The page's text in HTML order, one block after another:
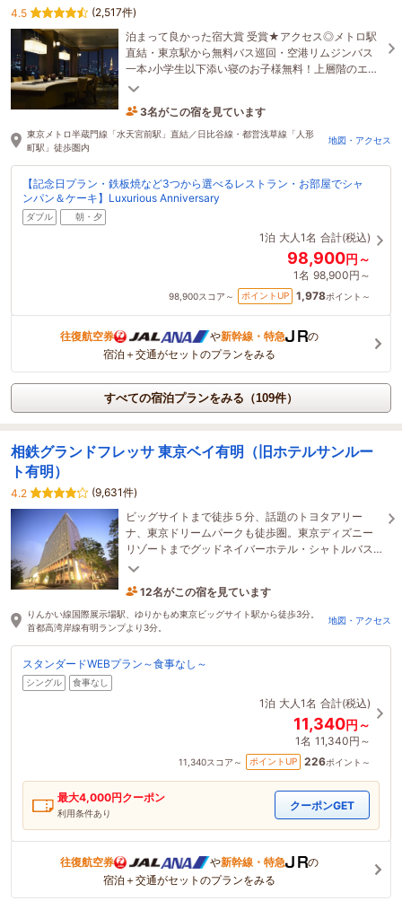
4.5
(2,517件)
泊まって良かった宿大賞 受賞★アクセス◎メトロ駅
直結・東京駅から無料バス巡回・空港リムジンバス
一本♪小学生以下添い寝のお子様無料！上層階のエグ
ゼクティブフロアで、ワンランク上のご滞在を。
9時間前に予約されました
東京メトロ半蔵門線「水天宮前駅」直結／日比谷線・都営浅草線「人形
町駅」徒歩圏内
地図・アクセス
【記念日プラン・鉄板焼など3つから選べるレストラン・お部屋でシャ
ンパン＆ケーキ】Luxurious Anniversary
ダブル 朝・夕
1泊 大人1名 合計(税込)
98,900円～
1名 98,900円～
98,900スコア～ ポイントUP 1,978ポイント～
往復航空券 や新幹線・特急
の
宿泊＋交通がセットのプランをみる
すべての宿泊プランをみる（109件）
相鉄グランドフレッサ 東京ベイ有明（旧ホテルサンルー
ト有明）
4.2
(9,631件)
ビッグサイトまで徒歩５分、話題のトヨタアリー
ナ、東京ドリームパークも徒歩圏。東京ディズニー
リゾートまでグッドネイバーホテル・シャトルバス
が運行中！新宿・渋谷・池袋も電車で一本の好立地
16分前に予約されました
りんかい線国際展示場駅、ゆりかもめ東京ビッグサイト駅から徒歩3分。
首都高湾岸線有明ランプより3分。
地図・アクセス
スタンダードWEBプラン～食事なし～
シングル 食事なし
1泊 大人1名 合計(税込)
11,340円～
1名 11,340円～
11,340スコア～ ポイントUP 226ポイント～
最大4,000円クーポン
利用条件あり
クーポンGET
往復航空券 や新幹線・特急
の
宿泊＋交通がセットのプランをみる